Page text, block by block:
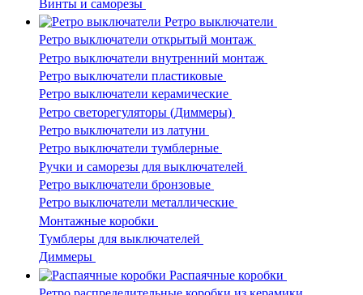
Винты и саморезы
Ретро выключатели
Ретро выключатели открытый монтаж
Ретро выключатели внутренний монтаж
Ретро выключатели пластиковые
Ретро выключатели керамические
Ретро светорегуляторы (Диммеры)
Ретро выключатели из латуни
Ретро выключатели тумблерные
Ручки и саморезы для выключателей
Ретро выключатели бронзовые
Ретро выключатели металлические
Монтажные коробки
Тумблеры для выключателей
Диммеры
Распаячные коробки